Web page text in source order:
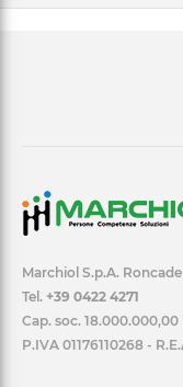
Marchiol S.p.A.
Tel. +39 0422 4271
Cap. soc. 18.000.000,00
P.IVA 01176110268 -